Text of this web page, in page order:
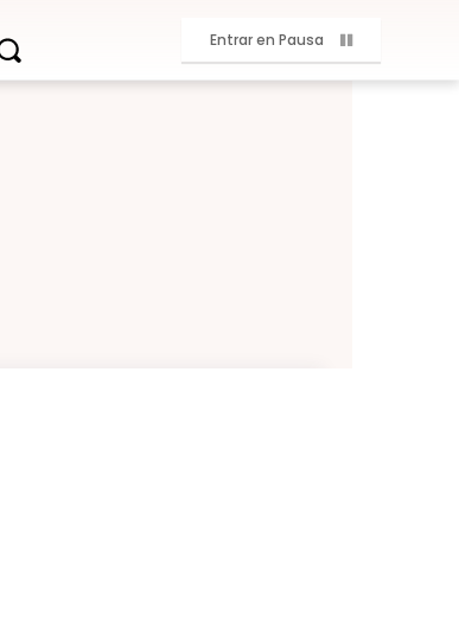
Entrar en Pausa